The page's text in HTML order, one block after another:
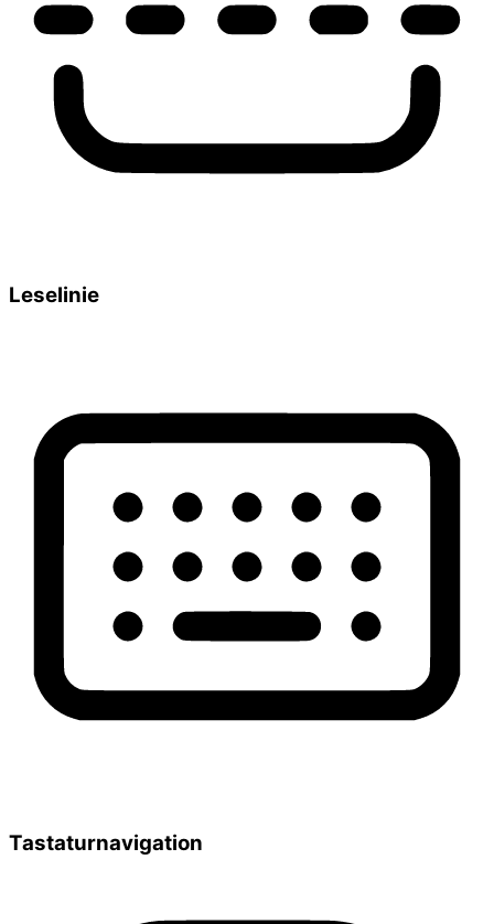
Leselinie
Tastaturnavigation